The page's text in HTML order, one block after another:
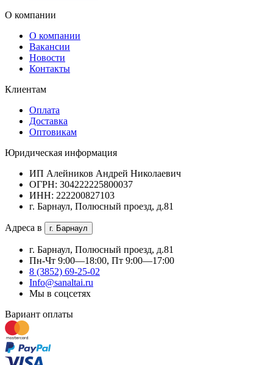
О компании
О компании
Вакансии
Новости
Контакты
Клиентам
Оплата
Доставка
Оптовикам
Юридическая информация
ИП Алейников Андрей Николаевич
ОГРН: 304222225800037
ИНН: 222200827103
г. Барнаул, Полюсный проезд, д.81
Адреса в г. Барнаул
г. Барнаул, Полюсный проезд, д.81
Пн-Чт 9:00—18:00, Пт 9:00—17:00
8 (3852) 69-25-02
Info@sanaltai.ru
Мы в соцсетях
Вариант оплаты